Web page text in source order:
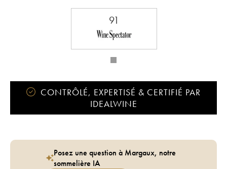
91
CONTRÔLÉ, EXPERTISÉ & CERTIFIÉ PAR
IDEALWINE
Posez une question à Margaux, notre
sommelière IA